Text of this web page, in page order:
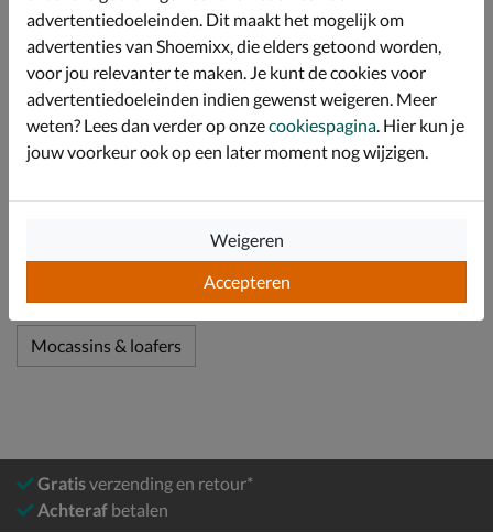
Afgewerkt met een flexibele rubberen loopzool met
goede grip.
Let op! De veters zijn ter decoratie.
Specificaties
Dames Schoenen Instapschoenen
Mocassins & loafers
Gratisverzending en retour*
Achteraf betalen
advertentiedoeleinden. Dit maakt het mogelijk om
advertenties van Shoemixx, die elders getoond worden,
voor jou relevanter te maken. Je kunt de cookies voor
advertentiedoeleinden indien gewenst weigeren. Meer
weten? Lees dan verder op onzecookiespagina . Hier kun je
jouw voorkeur ook op een later moment nog wijzigen.
Accepteren
Weigeren